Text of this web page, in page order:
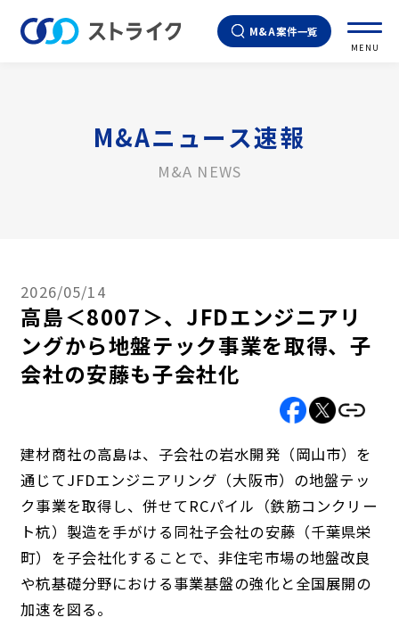
M&A案件一覧
MENU
M&Aニュース速報
M&A NEWS
2026/05/14
高島＜8007＞、JFDエンジニアリ
ングから地盤テック事業を取得、子
会社の安藤も子会社化
建材商社の高島は、子会社の岩水開発（岡山市）を
通じてJFDエンジニアリング（大阪市）の地盤テッ
ク事業を取得し、併せてRCパイル（鉄筋コンクリー
ト杭）製造を手がける同社子会社の安藤（千葉県栄
町）を子会社化することで、非住宅市場の地盤改良
や杭基礎分野における事業基盤の強化と全国展開の
加速を図る。